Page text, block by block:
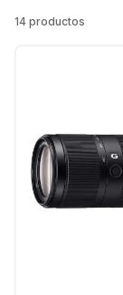
14 productos